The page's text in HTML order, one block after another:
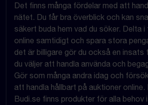
Det finns många fördelar med att
nätet. Du får bra överblick och kan
säkert buda hem vad du söker. Delta
online samtidigt och spara stora
det är billigare gör du också en insats
du väljer att handla använda och
Gör som många andra idag och
att handla hållbart på auktioner
Budi.se finns produkter för alla behov